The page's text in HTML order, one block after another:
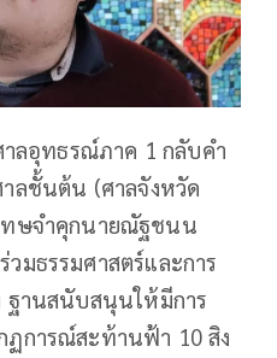
ลอุทธรณ์ภาค 1 กลับคำ
ลชั้นต้น (ศาลจังหวัด
ทษจำคุกนายณัฐชนน
มธรรมศาสตร์และการ
ฐานสนับสนุนให้มีการ
การณ์สะท้านฟ้า 10 สิง